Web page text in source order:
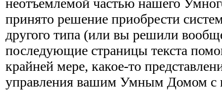
неотъемлемой частью нашего
принято решение приобрести
другого типа (или вы решили
последующие стра­ницы текста
крайней мере, какое-то
управления вашим Умным Домом